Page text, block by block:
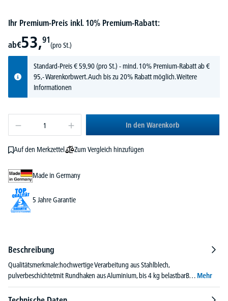
Ihr Premium-Preis inkl. 10% Premium-Rabatt:
ab€53,91
(pro St.)
Standard-Preis€ 59,90(pro St.) - mind. 10% Premium-Rabatt ab €
95,- Warenkorbwert. Auch bis zu 20% Rabatt möglich.Weitere
Informationen
In den Warenkorb
Auf den Merkzettel Zum Vergleich hinzufügen
Made in Germany
5 Jahre Garantie
Beschreibung
Qualitätsmerkmale:hochwertige Verarbeitung aus Stahlblech,
pulverbeschichtetmit Rundhaken aus Aluminium, bis 4 kg belastbarB… Mehr